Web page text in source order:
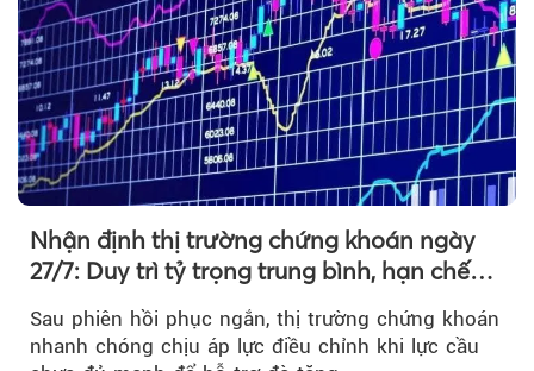
Nhận định thị trường chứng khoán ngày
27/7: Duy trì tỷ trọng trung bình, hạn chế
Sau phiên hồi phục ngắn, thị trường chứng khoán
nhanh chóng chịu áp lực điều chỉnh khi lực cầu